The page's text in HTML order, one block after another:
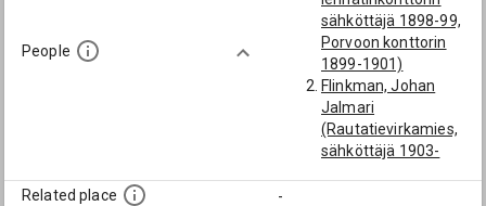
People
sähköttäjä 1898-99,
Porvoon konttorin
1899-1901)
Flinkman, Johan
Jalmari
(Rautatievirkamies,
sähköttäjä 1903-
Related place
-